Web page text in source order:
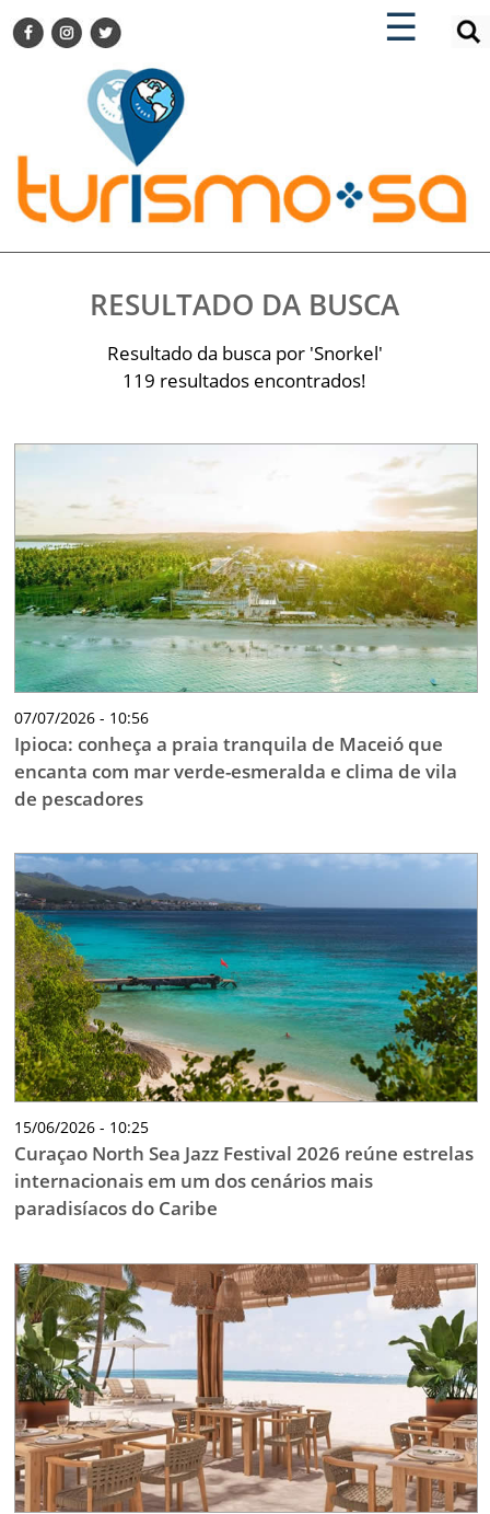
☰
×
TURISMO SA FOR BUSINESS
DESTINOS NACIONAIS
DESTINOS INTERNACIONAIS
CITY BREAK
TURISMO E MERCADO
EVENTOS
GASTRONOMIA
VITRINE
TESTADO E APROVADO
ÚLTIMAS NOTÍCIAS
PARCEIROS
QUEM SOMOS - EQUIPE
CONTATO
×
ENCONTRE SUA NOTÍCIA
RESULTADO DA BUSCA
Resultado da busca por 'Snorkel'
119 resultados encontrados!
07/07/2026 - 10:56
Ipioca: conheça a praia tranquila de Maceió que
encanta com mar verde-esmeralda e clima de vila
de pescadores
15/06/2026 - 10:25
Curaçao North Sea Jazz Festival 2026 reúne estrelas
internacionais em um dos cenários mais
paradisíacos do Caribe